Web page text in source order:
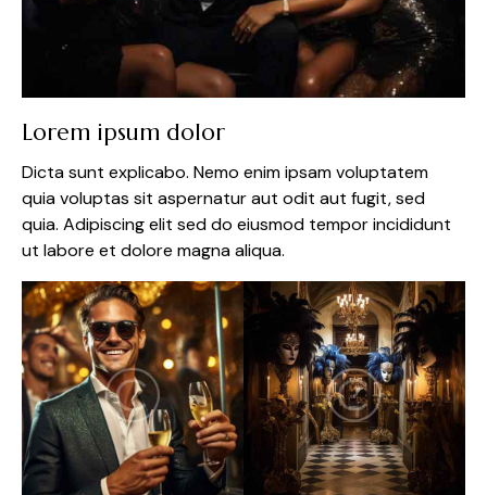
Lorem ipsum dolor
Dicta sunt explicabo. Nemo enim ipsam voluptatem
quia voluptas sit aspernatur aut odit aut fugit, sed
quia. Adipiscing elit sed do eiusmod tempor incididunt
ut labore et dolore magna aliqua.